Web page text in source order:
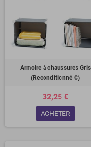
Armoire à chaussures Gris
(Reconditionné C)
32,25 €
ACHETER